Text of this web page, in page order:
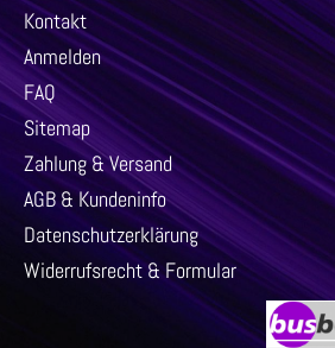
Kontakt
Anmelden
FAQ
Sitemap
Zahlung & Versand
AGB & Kundeninfo
Datenschutzerklärung
Widerrufsrecht & Formular